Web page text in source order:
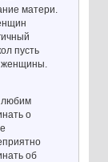
матери.
пусть
женщины.
о
об